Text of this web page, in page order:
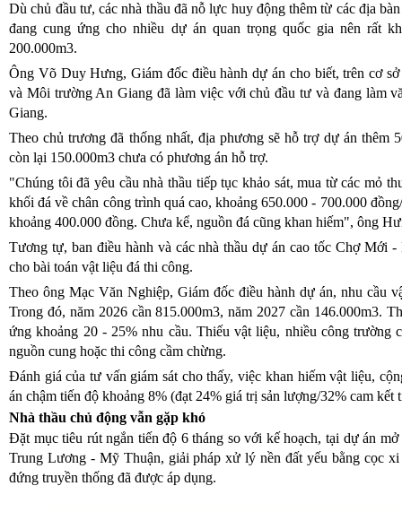
Dù chủ đầu tư, các nhà thầu đã nỗ lực huy động thêm từ các địa
đang cung ứng cho nhiều dự án quan trọng quốc gia nên rất
200.000m3.
Ông Võ Duy Hưng, Giám đốc điều hành dự án cho biết, trên cơ
và Môi trường An Giang đã làm việc với chủ đầu tư và đang làm
Giang.
Theo chủ trương đã thống nhất, địa phương sẽ hỗ trợ dự án thêm
còn lại 150.000m3 chưa có phương án hỗ trợ.
"Chúng tôi đã yêu cầu nhà thầu tiếp tục khảo sát, mua từ các mỏ
khối đá về chân công trình quá cao, khoảng 650.000 - 700.000
khoảng 400.000 đồng. Chưa kể, nguồn đá cũng khan hiếm", ông
Tương tự, ban điều hành và các nhà thầu dự án cao tốc Chợ Mới
cho bài toán vật liệu đá thi công.
Theo ông Mạc Văn Nghiệp, Giám đốc điều hành dự án, nhu cầu
Trong đó, năm 2026 cần 815.000m3, năm 2027 cần 146.000m3.
ứng khoảng 20 - 25% nhu cầu. Thiếu vật liệu, nhiều công trường
nguồn cung hoặc thi công cầm chừng.
Đánh giá của tư vấn giám sát cho thấy, việc khan hiếm vật liệu,
án chậm tiến độ khoảng 8% (đạt 24% giá trị sản lượng/32% cam kết
Nhà thầu chủ động vẫn gặp khó
Đặt mục tiêu rút ngắn tiến độ 6 tháng so với kế hoạch, tại dự án
Trung Lương - Mỹ Thuận, giải pháp xử lý nền đất yếu bằng cọc xi
đứng truyền thống đã được áp dụng.